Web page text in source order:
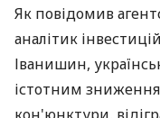
Як повідомив
аналітик
Іванишин,
істотним